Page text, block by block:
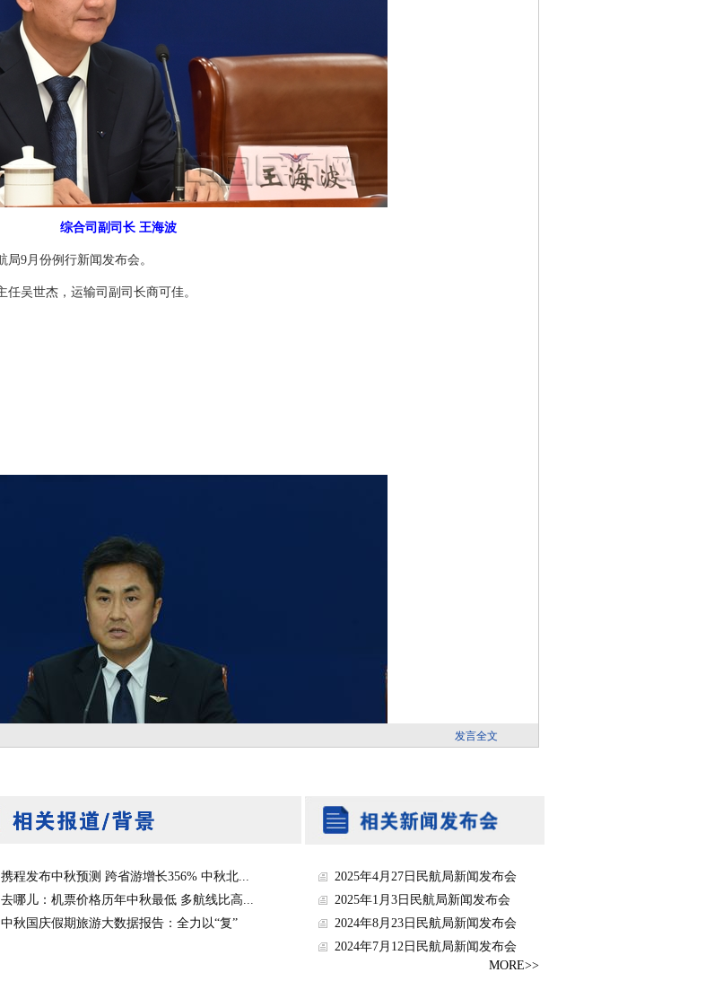
携程发布中秋预测 跨省游增长356% 中秋北...
去哪儿：机票价格历年中秋最低 多航线比高...
中秋国庆假期旅游大数据报告：全力以“复”
2025年4月27日民航局新闻发布会
2025年1月3日民航局新闻发布会
2024年8月23日民航局新闻发布会
2024年7月12日民航局新闻发布会
MORE>>